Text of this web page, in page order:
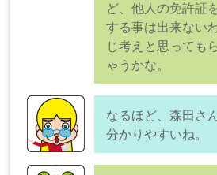
ど、他人の免許証
する事は出来ない
じ考えと思っても
ゃうかな。
なるほど、森田さ
分かりやすいね。